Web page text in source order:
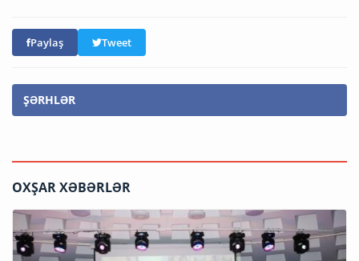
Paylaş Tweet
ŞƏRHLƏR
OXŞAR XƏBƏRLƏR